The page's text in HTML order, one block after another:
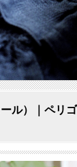
ル）｜ペリ